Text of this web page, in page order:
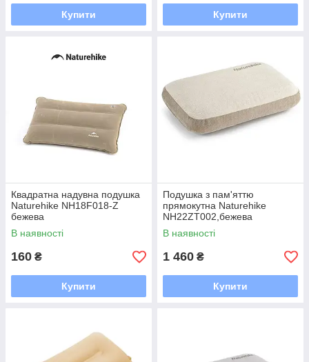
Купити Купити
Квадратна надувна подушка
Naturehike NH18F018-Z
бежева
В наявності
160 ₴
Купити
Подушка з пам'яттю
прямокутна Naturehike
NH22ZT002,бежева
В наявності
1 460 ₴
Купити